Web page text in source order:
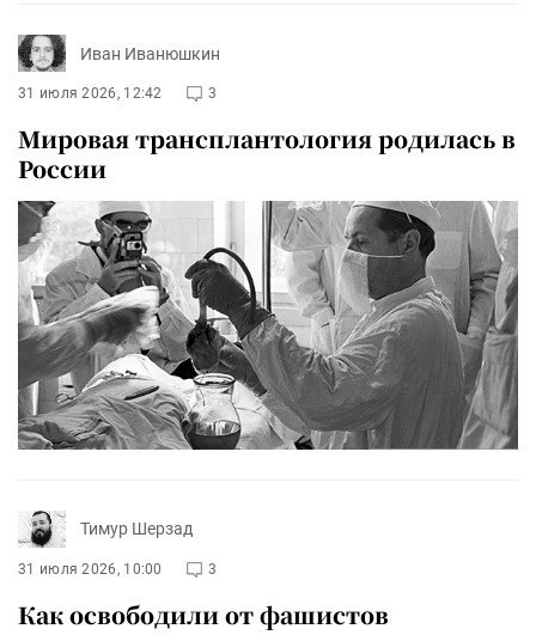
Иван Иванюшкин
31 июля 2026, 12:42 3
Мировая трансплантология родилась в
России
Тимур Шерзад
31 июля 2026, 10:00 3
Как освободили от фашистов